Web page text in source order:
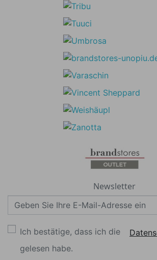
Newsletter
Ich bestätige, dass ich die
gelesen habe.